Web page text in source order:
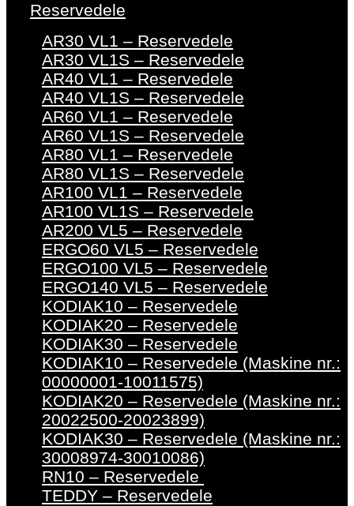
Reservedele
AR30 VL1 – Reservedele
AR30 VL1S – Reservedele
AR40 VL1 – Reservedele
AR40 VL1S – Reservedele
AR60 VL1 – Reservedele
AR60 VL1S – Reservedele
AR80 VL1 – Reservedele
AR80 VL1S – Reservedele
AR100 VL1 – Reservedele
AR100 VL1S – Reservedele
AR200 VL5 – Reservedele
ERGO60 VL5 – Reservedele
ERGO100 VL5 – Reservedele
ERGO140 VL5 – Reservedele
KODIAK10 – Reservedele
KODIAK20 – Reservedele
KODIAK30 – Reservedele
KODIAK10 – Reservedele (Maskine nr.:
00000001-10011575)
KODIAK20 – Reservedele (Maskine nr.:
20022500-20023899)
KODIAK30 – Reservedele (Maskine nr.:
30008974-30010086)
RN10 – Reservedele
TEDDY – Reservedele